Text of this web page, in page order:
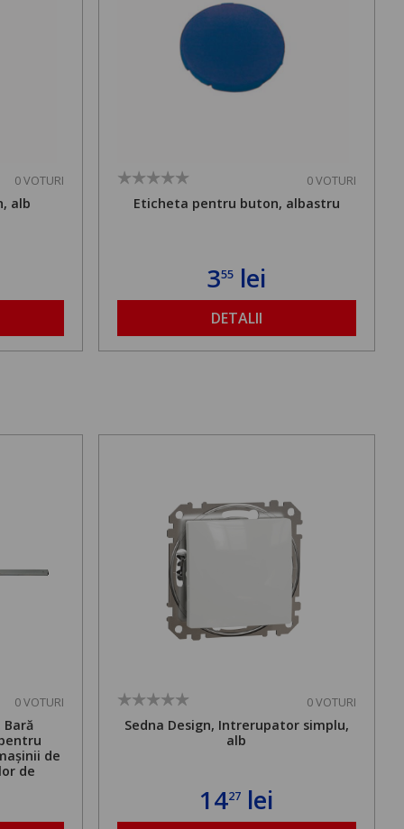
0 VOTURI
alb
0 VOTURI
Eticheta pentru buton, albastru
355 lei
DETALII
0 VOTURI
de
de
admisă
de la
0 VOTURI
Sedna Design, Intrerupator simplu,
alb
1427 lei